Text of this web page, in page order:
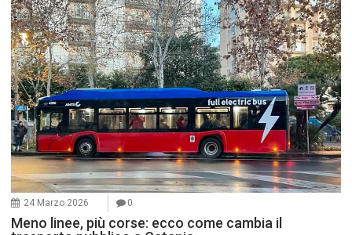
24 Marzo 2026 0
Meno linee, più corse: ecco come cambia il